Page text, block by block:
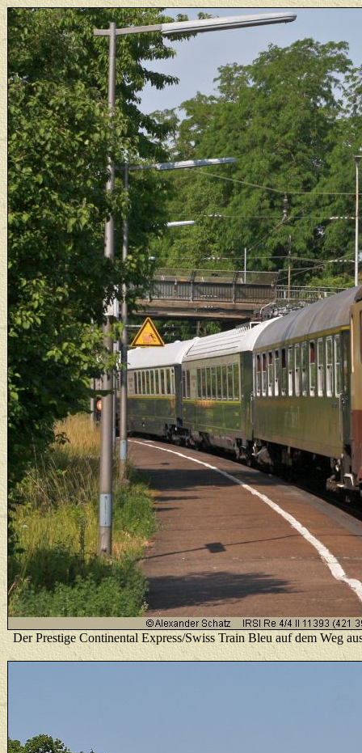
Der Prestige Continental Express/Swiss Train Bleu auf dem Weg